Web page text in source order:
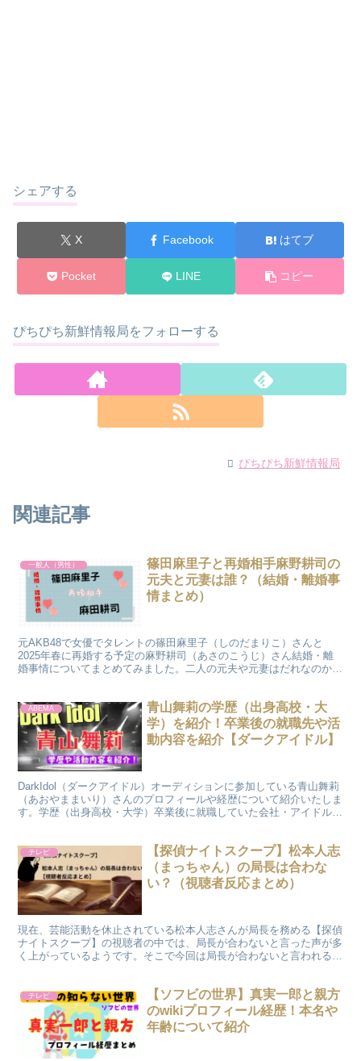
シェアする
X Facebook はてブ
Pocket LINE コピー
ぴちぴち新鮮情報局をフォローする
ぴちぴち新鮮情報局
関連記事
一般人（男性）
篠田麻里子と再婚相手麻野耕司の
元夫と元妻は誰？（結婚・離婚事
情まとめ）
元AKB48で女優でタレントの篠田麻里子（しのだまりこ）さんと
2025年春に再婚する予定の麻野耕司（あさのこうじ）さん結婚・離
婚事情についてまとめてみました。二人の元夫や元妻はだれなのか？
ABEMA
青山舞莉の学歴（出身高校・大
学）を紹介！卒業後の就職先や活
動内容を紹介【ダークアイドル】
DarkIdol（ダークアイドル）オーディションに参加している青山舞莉
（あおやままいり）さんのプロフィールや経歴について紹介いたしま
す。学歴（出身高校・大学）卒業後に就職していた会社・アイドルと
テレビ
【探偵ナイトスクープ】松本人志
（まっちゃん）の局長は合わな
い？（視聴者反応まとめ）
現在、芸能活動を休止されている松本人志さんが局長を務める【探偵
ナイトスクープ】の視聴者の中では、局長が合わないと言った声が多
く上がっているようです。そこで今回は局長が合わないと言われる理
テレビ
【ソフビの世界】真実一郎と親方
のwikiプロフィール経歴！本名や
年齢について紹介